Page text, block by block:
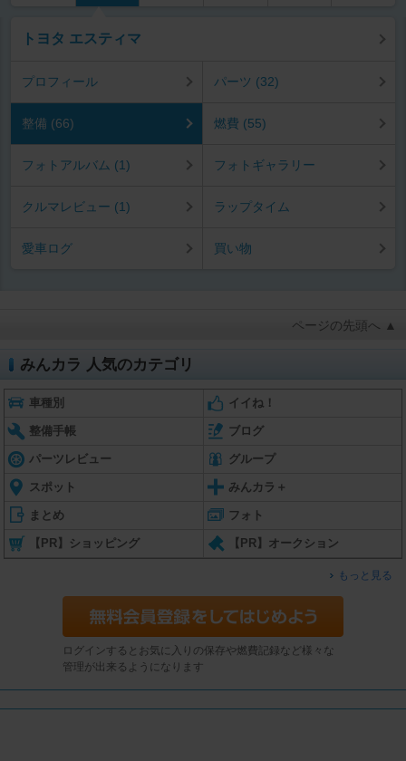
トヨタ エスティマ
プロフィール パーツ (32)
整備 (66) 燃費 (55)
フォトアルバム (1) フォトギャラリー
クルマレビュー (1) ラップタイム
愛車ログ 買い物
ページの先頭へ ▲
みんカラ 人気のカテゴリ
車種別 イイね！
整備手帳 ブログ
パーツレビュー グループ
スポット みんカラ＋
まとめ フォト
【PR】ショッピング 【PR】オークション
もっと見る
ログインするとお気に入りの保存や燃費記録など様々な
管理が出来るようになります